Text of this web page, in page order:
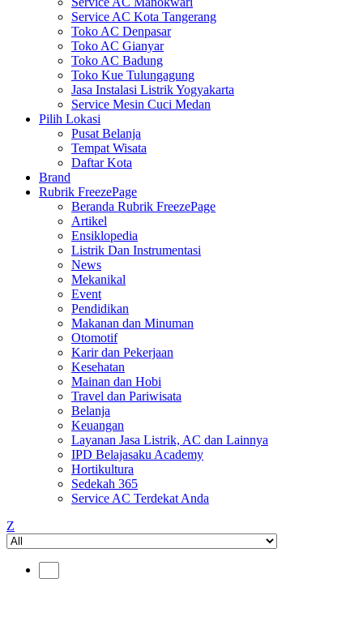
Service AC Kota Tangerang
Toko AC Denpasar
Toko AC Gianyar
Toko AC Badung
Toko Kue Tulungagung
Jasa Instalasi Listrik Yogyakarta
Service Mesin Cuci Medan
Pilih Lokasi
Pusat Belanja
Tempat Wisata
Daftar Kota
Brand
Rubrik FreezePage
Beranda Rubrik FreezePage
Artikel
Ensiklopedia
Listrik Dan Instrumentasi
News
Mekanikal
Event
Pendidikan
Makanan dan Minuman
Otomotif
Karir dan Pekerjaan
Kesehatan
Mainan dan Hobi
Travel dan Pariwisata
Belanja
Keuangan
Layanan Jasa Listrik, AC dan Lainnya
IPD Belajasaku Academy
Hortikultura
Sedekah 365
Service AC Terdekat Anda
Z